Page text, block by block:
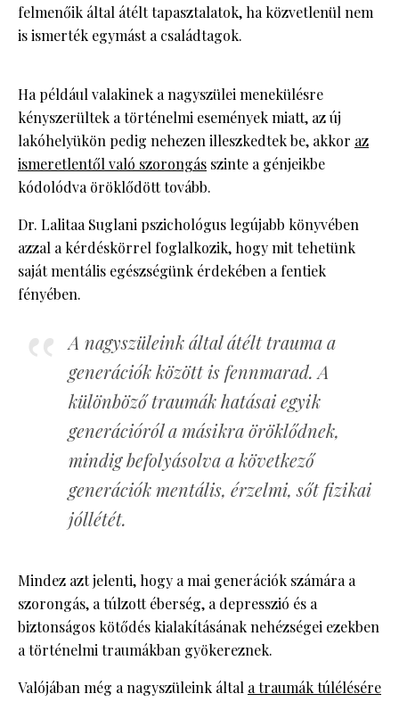
felmenőik által átélt tapasztalatok, ha közvetlenül nem
is ismerték egymást a családtagok.
Ha például valakinek a nagyszülei menekülésre
kényszerültek a történelmi események miatt, az új
lakóhelyükön pedig nehezen illeszkedtek be, akkor az
ismeretlentől való szorongás szinte a génjeikbe
kódolódva öröklődött tovább.
Dr. Lalitaa Suglani pszichológus legújabb könyvében
azzal a kérdéskörrel foglalkozik, hogy mit tehetünk
saját mentális egészségünk érdekében a fentiek
fényében.
A nagyszüleink által átélt trauma a
generációk között is fennmarad. A
különböző traumák hatásai egyik
generációról a másikra öröklődnek,
mindig befolyásolva a következő
generációk mentális, érzelmi, sőt fizikai
jóllétét.
Mindez azt jelenti, hogy a mai generációk számára a
szorongás, a túlzott éberség, a depresszió és a
biztonságos kötődés kialakításának nehézségei ezekben
a történelmi traumákban gyökereznek.
Valójában még a nagyszüleink által a traumák túlélésére